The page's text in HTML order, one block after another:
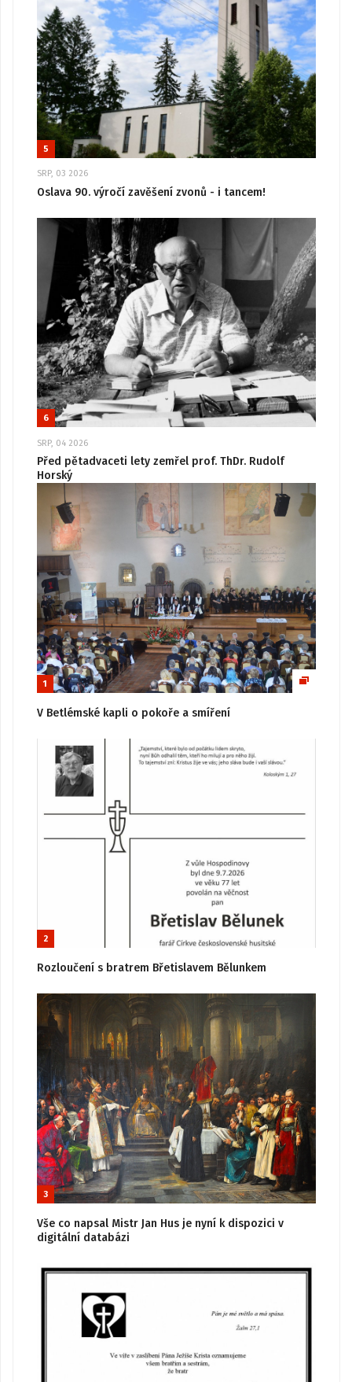
5
SRP, 03 2026
Oslava 90. výročí zavěšení zvonů - i tancem!
6
SRP, 04 2026
Před pětadvaceti lety zemřel prof. ThDr. Rudolf
Horský
1
V Betlémské kapli o pokoře a smíření
2
Rozloučení s bratrem Břetislavem Bělunkem
3
Vše co napsal Mistr Jan Hus je nyní k dispozici v
digitální databázi